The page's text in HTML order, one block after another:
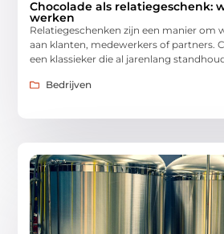
Chocolade als relatiegeschenk:
werken
Relatiegeschenken zijn een manier om
aan klanten, medewerkers of partners.
een klassieker die al jarenlang
Bedrijven